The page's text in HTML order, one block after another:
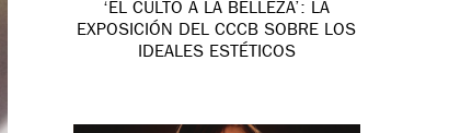
‘EL CULTO A LA BELLEZA’: LA
EXPOSICIÓN DEL CCCB SOBRE LOS
IDEALES ESTÉTICOS